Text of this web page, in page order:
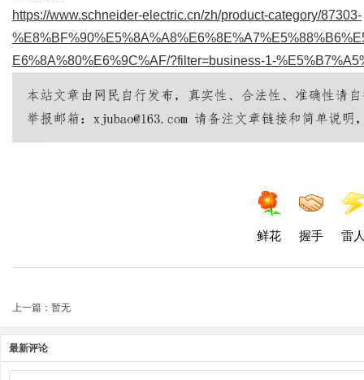
https://www.schneider-electric.cn/zh/product-category/87303-
E6%8A%80%E6%9C%AF/?filter=business-1-
鲜花 握手 雷
上一篇：暂无
最新评论